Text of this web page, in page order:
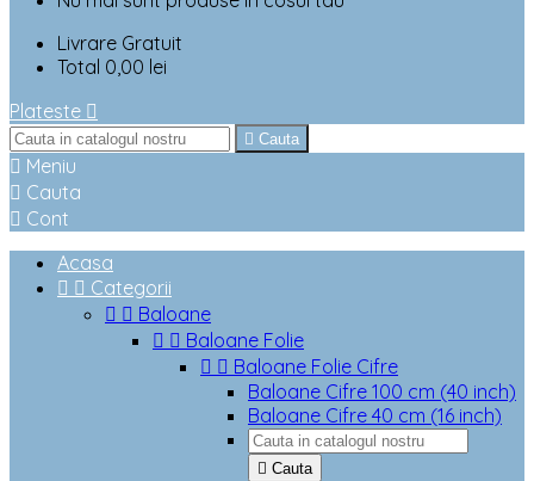
Livrare Gratuit
Total 0,00 lei
Plateste 
 Cauta
 Meniu
 Cauta
 Cont
Acasa
  Categorii
  Baloane
  Baloane Folie
  Baloane Folie Cifre
Baloane Cifre 100 cm (40 inch)
Baloane Cifre 40 cm (16 inch)
 Cauta